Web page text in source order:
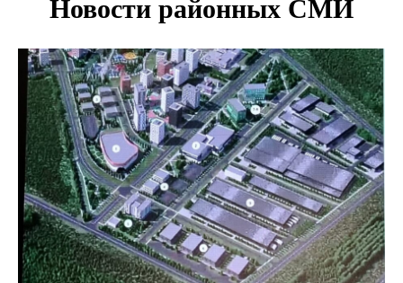
500 литров ухи сварили новосибирцам на
Под Новосибирском двое пострадали в ДТП с
перевернувшейся «ГАЗелью»
Легендарный хоккеист Тарасенко вернулся к брату в
Новосибирск